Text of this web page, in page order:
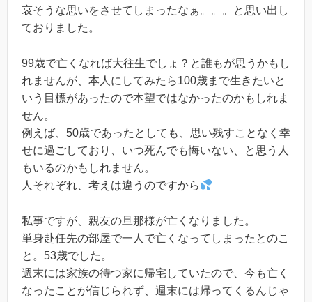
哀そうな思いをさせてしまったなぁ。。。と思い出し
ておりました。
99歳で亡くなれば大往生でしょ？と誰もが思うかもし
れませんが、本人にしてみたら100歳まで生きたいと
いう目標があったので本望ではなかったのかもしれま
せん。
例えば、50歳であったとしても、思い残すことなく幸
せに過ごしており、いつ死んでも悔いない、と思う人
もいるのかもしれません。
人それぞれ、考えは違うのですから
私事ですが、親友の旦那様が亡くなりました。
単身赴任先の部屋で一人で亡くなってしまったとのこ
と。53歳でした。
週末には家族の待つ家に帰宅していたので、今も亡く
なったことが信じられず、週末には帰ってくるんじゃ